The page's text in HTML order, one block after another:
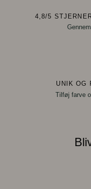
4,8/5
UNIK OG
Tilføj farve